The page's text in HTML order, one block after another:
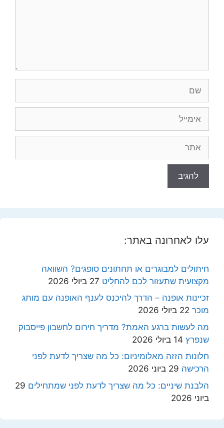
עלו לאחרונה באתר:
חיתולים למבוגרים או תחתונים סופגים? השוואה
מקצועית שתעזור לכם להחליט 27 ביולי 2026
זכיינות אופנה – הדרך להיכנס לענף האופנה עם מותג
מוכר 22 ביולי 2026
מה לעשות ברגע האמת? מדריך חירום לחשבון פייסבוק
שנפרץ 14 ביולי 2026
חלונות הזזה מאלומיניום: כל מה שצריך לדעת לפני
הרכישה 29 ביוני 2026
הלבנת שיניים: כל מה שצריך לדעת לפני שמתחילים 29
ביוני 2026